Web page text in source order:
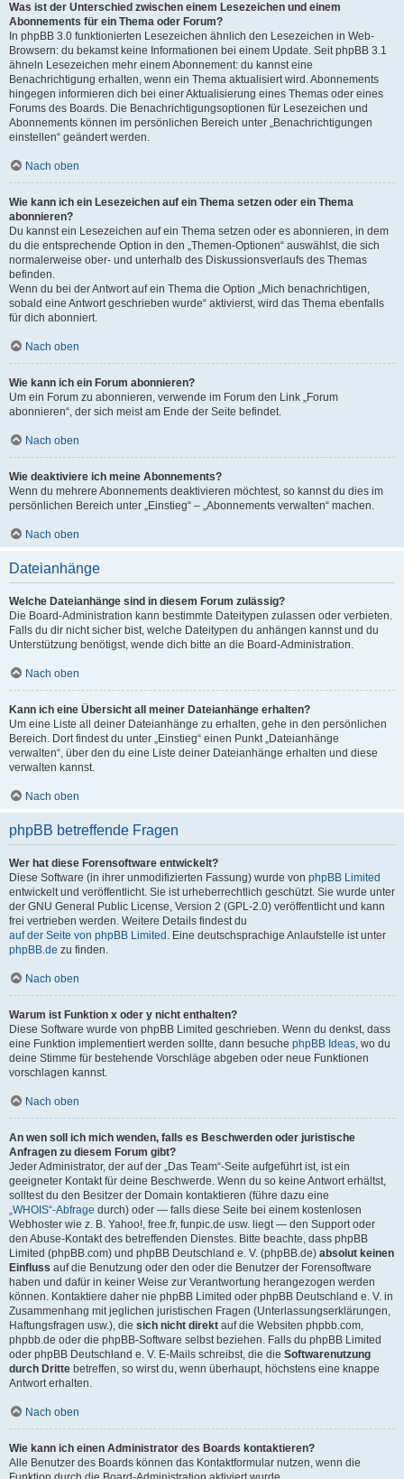
Was ist der Unterschied zwischen einem Lesezeichen und einem
Abonnements für ein Thema oder Forum?
In phpBB 3.0 funktionierten Lesezeichen ähnlich den Lesezeichen in Web-
Browsern: du bekamst keine Informationen bei einem Update. Seit phpBB 3.1
ähneln Lesezeichen mehr einem Abonnement: du kannst eine
Benachrichtigung erhalten, wenn ein Thema aktualisiert wird. Abonnements
hingegen informieren dich bei einer Aktualisierung eines Themas oder eines
Forums des Boards. Die Benachrichtigungsoptionen für Lesezeichen und
Abonnements können im persönlichen Bereich unter „Benachrichtigungen
einstellen“ geändert werden.
Nach oben
Wie kann ich ein Lesezeichen auf ein Thema setzen oder ein Thema
abonnieren?
Du kannst ein Lesezeichen auf ein Thema setzen oder es abonnieren, in dem
du die entsprechende Option in den „Themen-Optionen“ auswählst, die sich
normalerweise ober- und unterhalb des Diskussionsverlaufs des Themas
befinden.
Wenn du bei der Antwort auf ein Thema die Option „Mich benachrichtigen,
sobald eine Antwort geschrieben wurde“ aktivierst, wird das Thema ebenfalls
für dich abonniert.
Nach oben
Wie kann ich ein Forum abonnieren?
Um ein Forum zu abonnieren, verwende im Forum den Link „Forum
abonnieren“, der sich meist am Ende der Seite befindet.
Nach oben
Wie deaktiviere ich meine Abonnements?
Wenn du mehrere Abonnements deaktivieren möchtest, so kannst du dies im
persönlichen Bereich unter „Einstieg“ – „Abonnements verwalten“ machen.
Nach oben
Dateianhänge
Welche Dateianhänge sind in diesem Forum zulässig?
Die Board-Administration kann bestimmte Dateitypen zulassen oder verbieten.
Falls du dir nicht sicher bist, welche Dateitypen du anhängen kannst und du
Unterstützung benötigst, wende dich bitte an die Board-Administration.
Nach oben
Kann ich eine Übersicht all meiner Dateianhänge erhalten?
Um eine Liste all deiner Dateianhänge zu erhalten, gehe in den persönlichen
Bereich. Dort findest du unter „Einstieg“ einen Punkt „Dateianhänge
verwalten“, über den du eine Liste deiner Dateianhänge erhalten und diese
verwalten kannst.
Nach oben
phpBB betreffende Fragen
Wer hat diese Forensoftware entwickelt?
Diese Software (in ihrer unmodifizierten Fassung) wurde von phpBB Limited
entwickelt und veröffentlicht. Sie ist urheberrechtlich geschützt. Sie wurde unter
der GNU General Public License, Version 2 (GPL-2.0) veröffentlicht und kann
frei vertrieben werden. Weitere Details findest du
auf der Seite von phpBB Limited . Eine deutschsprachige Anlaufstelle ist unter
phpBB.de zu finden.
Nach oben
Warum ist Funktion x oder y nicht enthalten?
Diese Software wurde von phpBB Limited geschrieben. Wenn du denkst, dass
eine Funktion implementiert werden sollte, dann besuche phpBB Ideas, wo du
deine Stimme für bestehende Vorschläge abgeben oder neue Funktionen
vorschlagen kannst.
Nach oben
An wen soll ich mich wenden, falls es Beschwerden oder juristische
Anfragen zu diesem Forum gibt?
Jeder Administrator, der auf der „Das Team“-Seite aufgeführt ist, ist ein
geeigneter Kontakt für deine Beschwerde. Wenn du so keine Antwort erhältst,
solltest du den Besitzer der Domain kontaktieren (führe dazu eine
„WHOIS“-Abfrage durch) oder — falls diese Seite bei einem kostenlosen
Webhoster wie z. B. Yahoo!, free.fr, funpic.de usw. liegt — den Support oder
den Abuse-Kontakt des betreffenden Dienstes. Bitte beachte, dass phpBB
Limited (phpBB.com) und phpBB Deutschland e. V. (phpBB.de) absolut keinen
Einfluss auf die Benutzung oder den oder die Benutzer der Forensoftware
haben und dafür in keiner Weise zur Verantwortung herangezogen werden
können. Kontaktiere daher nie phpBB Limited oder phpBB Deutschland e. V. in
Zusammenhang mit jeglichen juristischen Fragen (Unterlassungserklärungen,
Haftungsfragen usw.), die sich nicht direkt auf die Websiten phpbb.com,
phpbb.de oder die phpBB-Software selbst beziehen. Falls du phpBB Limited
oder phpBB Deutschland e. V. E-Mails schreibst, die die Softwarenutzung
durch Dritte betreffen, so wirst du, wenn überhaupt, höchstens eine knappe
Antwort erhalten.
Nach oben
Wie kann ich einen Administrator des Boards kontaktieren?
Alle Benutzer des Boards können das Kontaktformular nutzen, wenn die